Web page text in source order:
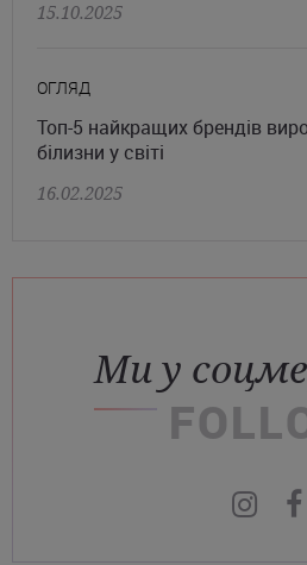
15.10.2025
ОГЛЯД
Топ-5 найкращих брендів
білизни у світі
16.02.2025
Ми у